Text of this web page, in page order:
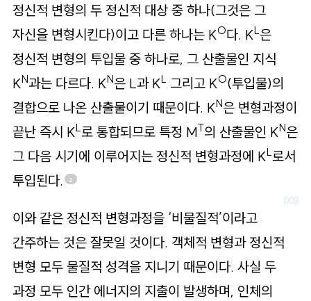
정신적 변형의 두 정신적 대상 중 하나(그것은 그
자신을 변형시킨다)이고 다른 하나는 KO다. KL은
정신적 변형의 투입물 중 하나로, 그 산출물인 지식
KN과는 다르다. KN은 L과 KL 그리고 KO(투입물)의
결합으로 나온 산출물이기 때문이다. KN은 변형과정이
끝난 즉시 KL로 통합되므로 특정 MT의 산출물인 KN은
그 다음 시기에 이루어지는 정신적 변형과정에 KL로서
투입된다.
2
이와 같은 정신적 변형과정을 ‘비물질적’이라고
간주하는 것은 잘못일 것이다. 객체적 변형과 정신적
변형 모두 물질적 성격을 지니기 때문이다. 사실 두
과정 모두 인간 에너지의 지출이 발생하며, 인체의